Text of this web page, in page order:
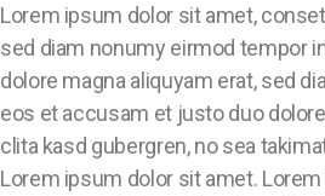
Lorem ipsum dolor sit amet,
sed diam nonumy eirmod tempor
dolore magna aliquyam erat, sed
eos et accusam et justo duo
clita kasd gubergren, no sea
Lorem ipsum dolor sit amet.